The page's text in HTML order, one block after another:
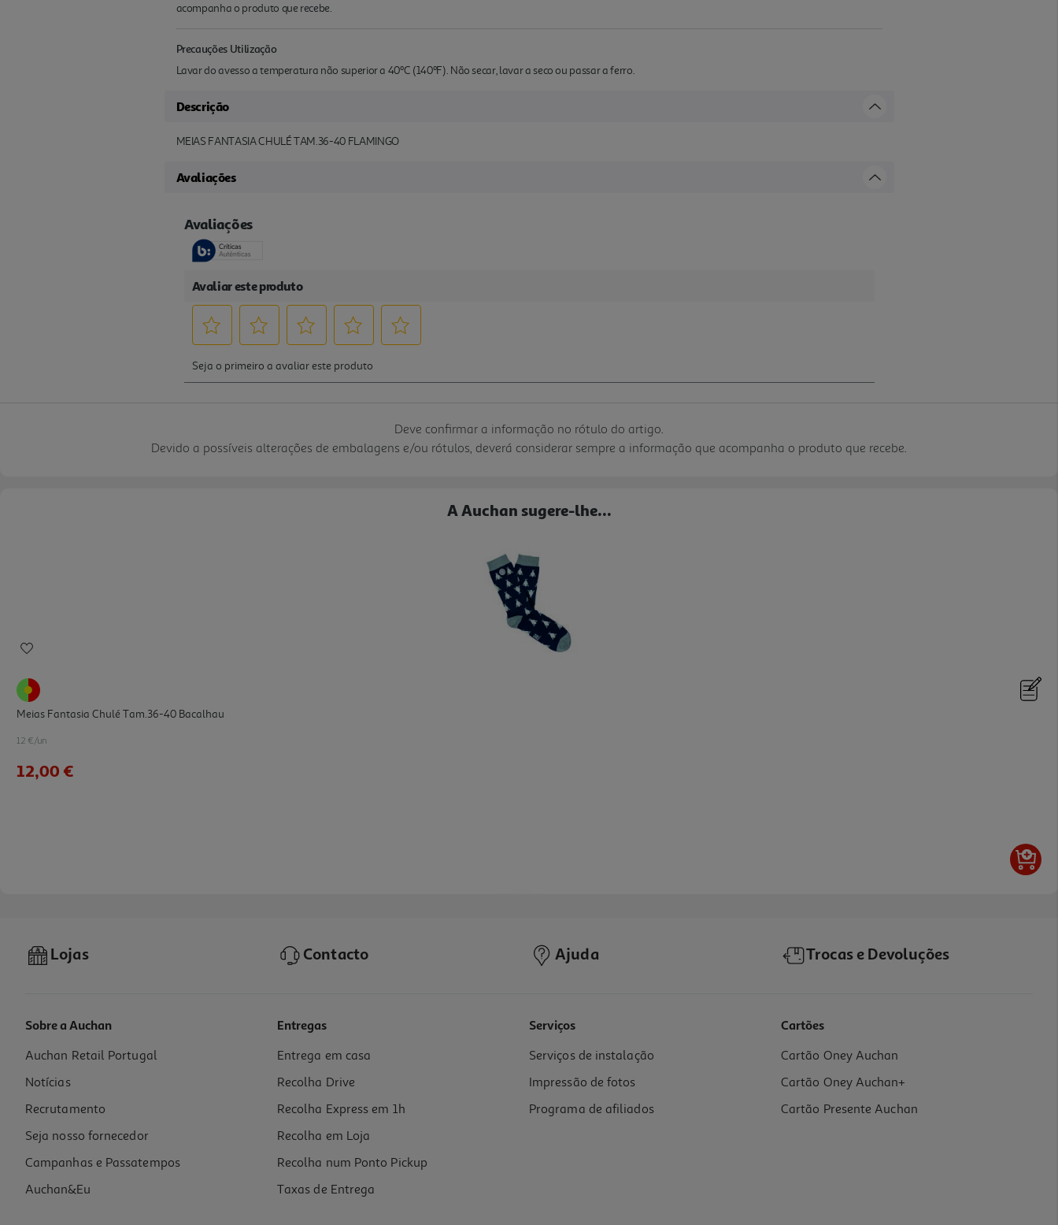
acompanha o produto que recebe.
Precauções Utilização
Lavar do avesso a temperatura não superior a 40ºC (140ºF). Não secar, lavar a seco ou passar a ferro.
Descrição
MEIAS FANTASIA CHULÉ TAM.36-40 FLAMINGO
Avaliações
Deve confirmar a informação no rótulo do artigo.
Devido a possíveis alterações de embalagens e/ou rótulos, deverá considerar sempre a informação que acompanha o produto que recebe.
A Auchan sugere-lhe...
Meias Fantasia Chulé Tam.36-40 Bacalhau
12 €/un
12,00 €
Meias Fantasia Chulé Tam.36-40 Elétrico
12 €/un
12,00 €
Lojas Contacto Ajuda Trocas e Devoluções
Sobre a Auchan
Auchan Retail Portugal
Notícias
Recrutamento
Seja nosso fornecedor
Campanhas e Passatempos
Auchan&Eu
Entregas
Entrega em casa
Recolha Drive
Recolha Express em 1h
Recolha em Loja
Recolha num Ponto Pickup
Taxas de Entrega
Serviços
Serviços de instalação
Impressão de fotos
Programa de afiliados
Cartões
Cartão Oney Auchan
Cartão Oney Auchan+
Cartão Presente Auchan